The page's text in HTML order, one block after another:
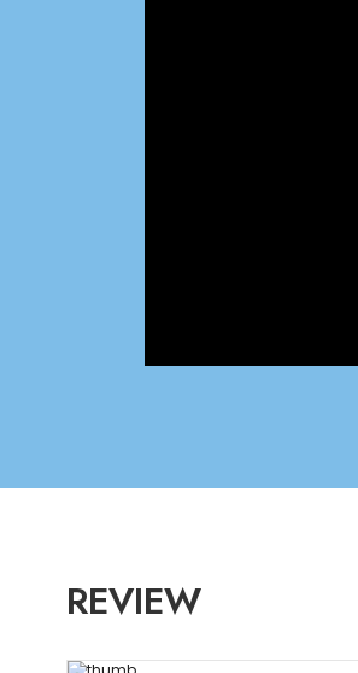
REVIEW